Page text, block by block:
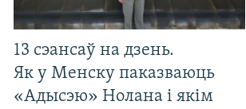
13 сэансаў на дзень.
Як у Менску паказваюць
«Адысэю» Нолана і якім